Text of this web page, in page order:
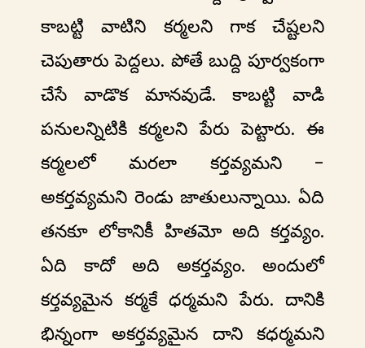
కాబట్టి వాటిని కర్మలని గాక చేష్టలని
చెపుతారు పెద్దలు. పోతే బుద్ది పూర్వకంగా
చేసే వాడొక మానవుడే. కాబట్టి వాడి
పనులన్నిటికి కర్మలని పేరు పెట్టారు. ఈ
కర్మలలో మరలా కర్తవ్యమని -
అకర్తవ్యమని రెండు జాతులున్నాయి. ఏది
తనకూ లోకానికీ హితమో అది కర్తవ్యం.
ఏది కాదో అది అకర్తవ్యం. అందులో
కర్తవ్యమైన కర్మకే ధర్మమని పేరు. దానికి
భిన్నంగా అకర్తవ్యమైన దాని కధర్మమని